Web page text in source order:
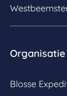
Organisatie
Blosse